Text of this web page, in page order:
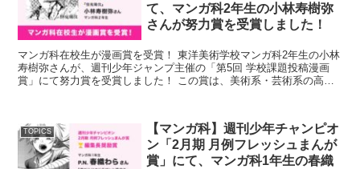
て、マンガ科2年生の小林寿樹弥
さんが努力賞を受賞しました！
マンガ科在校生が漫画賞を受賞！ 東洋美術学校マンガ科2年生の小林
寿樹弥さんが、週刊少年ジャンプ主催の「第5回 学校課題投稿漫画
賞」にて努力賞を受賞しました！ この賞は、美術系・芸術系の高
TOPICS
【マンガ科】週刊少年チャンピオ
ン「2月期 月例フレッシュまんが
賞」にて、マンガ科1年生の春織